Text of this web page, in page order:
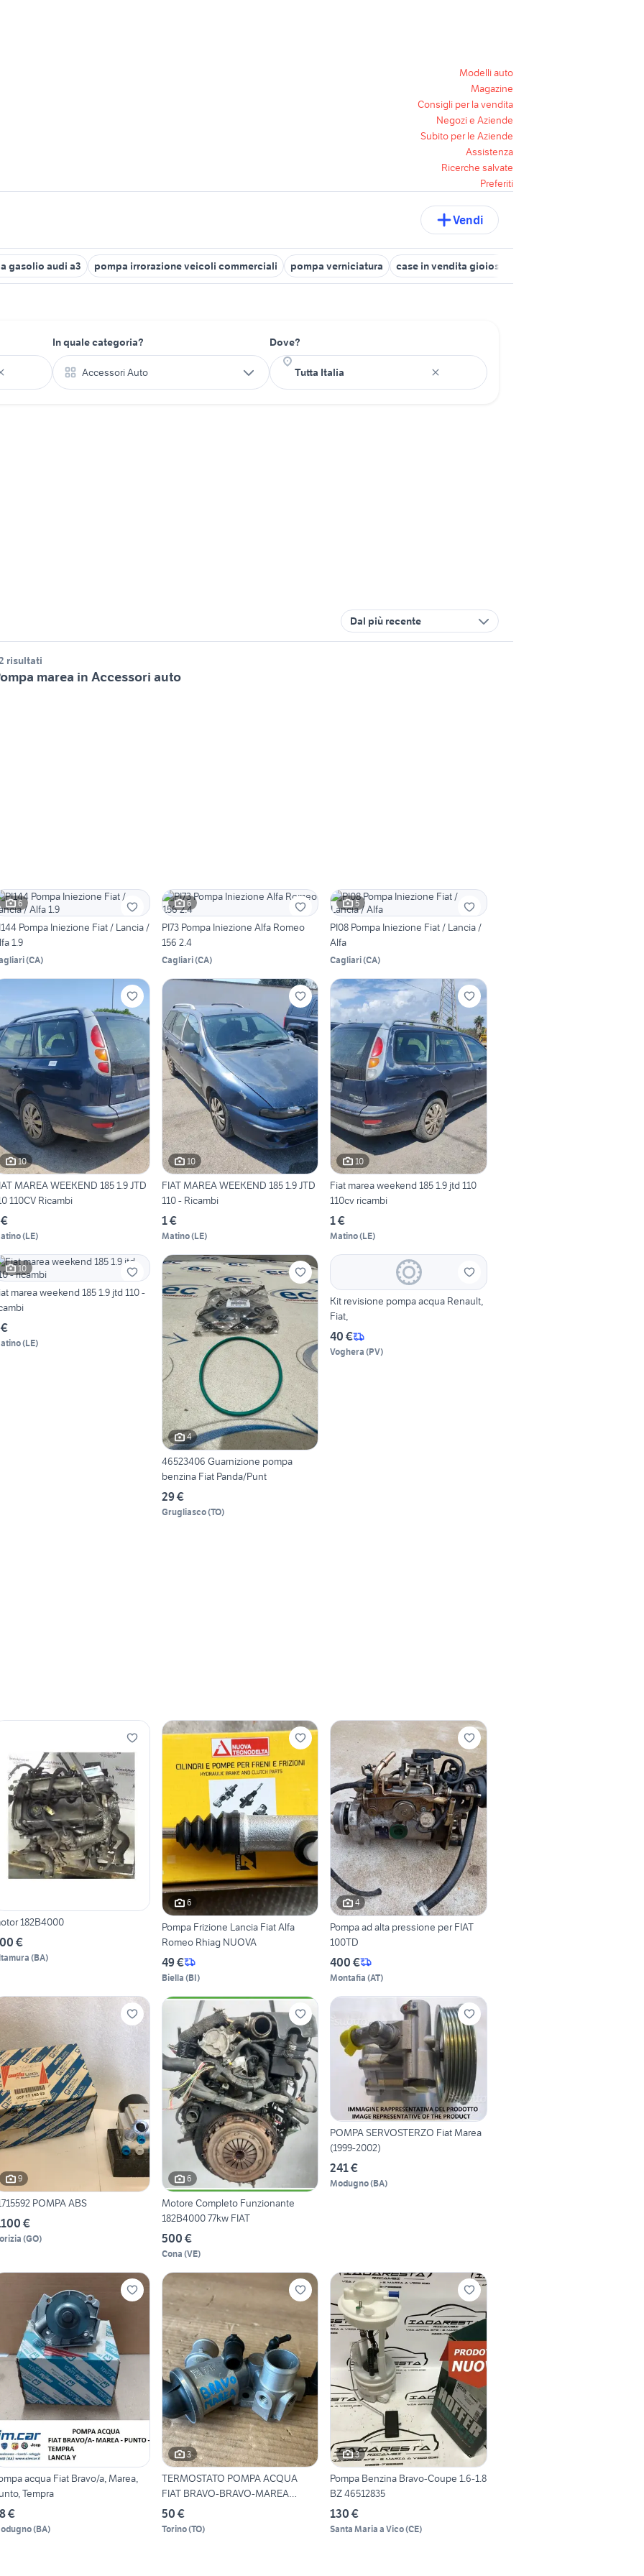
Modelli auto
Magazine
Consigli per la vendita
Negozi e Aziende
Subito per le Aziende
Assistenza
Ricerche salvate
Preferiti
Vendi
gasolio audi a3 pompa irrorazione veicoli commerciali pompa verniciatura case in vendita gioiosa marea
In quale categoria?
Accessori Auto
Dove?
Dal più recente
risultati
marea in Accessori auto
6
Pompa Iniezione Fiat / Lancia /
1.9
(CA)
6
PI73 Pompa Iniezione Alfa Romeo
156 2.4
Cagliari(CA)
5
PI08 Pompa Iniezione Fiat / Lancia /
Alfa
Cagliari(CA)
10
MAREA WEEKEND 185 1.9 JTD
110CV Ricambi
(LE)
10
FIAT MAREA WEEKEND 185 1.9 JTD
110 - Ricambi
1 €
Matino(LE)
10
Fiat marea weekend 185 1.9 jtd 110
110cv ricambi
1 €
Matino(LE)
10
marea weekend 185 1.9 jtd 110 -
(LE)
4
46523406 Guarnizione pompa
benzina Fiat Panda/Punt
29 €
Grugliasco(TO)
Kit revisione pompa acqua Renault,
Fiat,
40 €
Voghera (PV)
182B4000
€
(BA)
6
Pompa Frizione Lancia Fiat Alfa
Romeo Rhiag NUOVA
49 €
Biella (BI)
4
Pompa ad alta pressione per FIAT
100TD
400 €
Montafia (AT)
9
POMPA ABS
€
(GO)
6
Motore Completo Funzionante
182B4000 77kw FIAT
500 €
Cona (VE)
POMPA SERVOSTERZO Fiat Marea
(1999-2002)
241 €
Modugno(BA)
acqua Fiat Bravo/a, Marea,
Tempra
€
(BA)
3
TERMOSTATO POMPA ACQUA
FIAT BRAVO-BRAVO-MAREA
NUOV
50 €
Torino(TO)
3
Pompa Benzina Bravo-Coupe 1.6-1.8
BZ 46512835
130 €
Santa Maria a Vico(CE)